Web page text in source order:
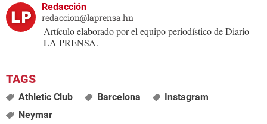
Redacción
redaccion@laprensa.hn
Artículo elaborado por el equipo periodístico de Diario
LA PRENSA.
Athletic Club Barcelona
Instagram
Neymar